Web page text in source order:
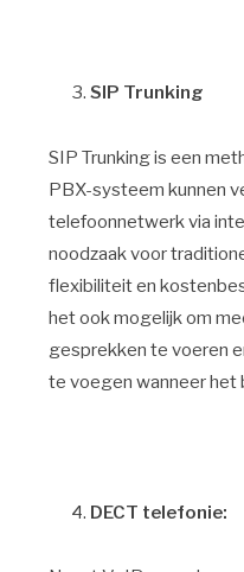
SIP Trunking
SIP Trunking is een
PBX-systeem kunnen
telefoonnetwerk via
noodzaak voor
flexibiliteit en
het ook mogelijk om
gesprekken te voeren
te voegen wanneer het
DECT telefonie: